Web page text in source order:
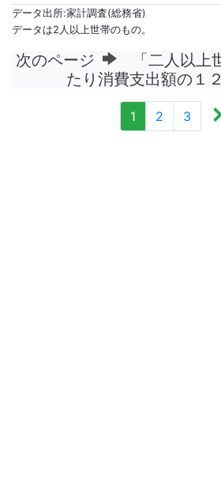
データ出所:家計調査(総務省)
データは2人以上世帯のもの。
次のページ
「二人以上
たり消費支出額の１
1 2 3